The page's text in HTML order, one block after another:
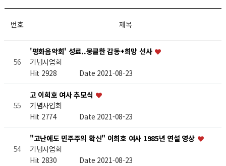
번호 제목
56
'평화음악회' 성료..뭉클한 감동+희망 선사
기념사업회
Hit 2928 Date 2021-08-23
55
고 이희호 여사 추모식
기념사업회
Hit 2774 Date 2021-08-23
54
"고난에도 민주주의 확신" 이희호 여사 1985년 연설 영상
기념사업회
Hit 2830 Date 2021-08-23